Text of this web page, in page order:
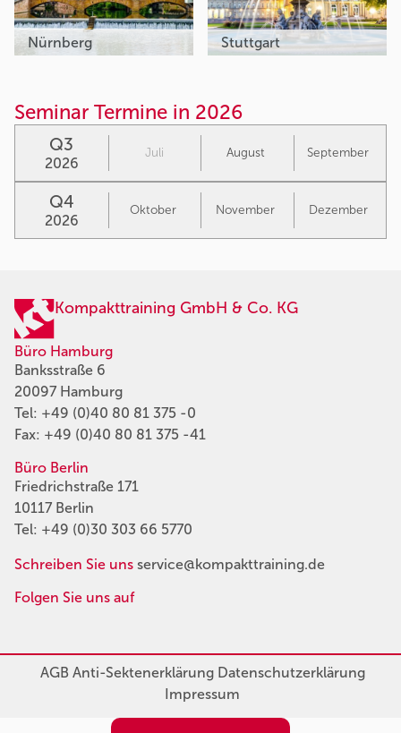
Nürnberg Stuttgart
Seminar Termine in 2026
Q3
2026
Juli August September
Q4
2026
Oktober November Dezember
Kompakttraining GmbH & Co. KG
Büro Hamburg
Banksstraße 6
20097 Hamburg
Tel: +49 (0)40 80 81 375 -0
Fax: +49 (0)40 80 81 375 -41
Büro Berlin
Friedrichstraße 171
10117 Berlin
Tel: +49 (0)30 303 66 5770
Schreiben Sie uns service@kompakttraining.de
Folgen Sie uns auf
AGBAnti-SektenerklärungDatenschutzerklärung
Impressum